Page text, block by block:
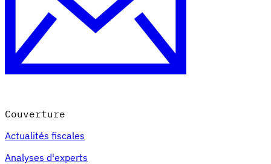
Couverture
Actualités fiscales
Analyses d'experts